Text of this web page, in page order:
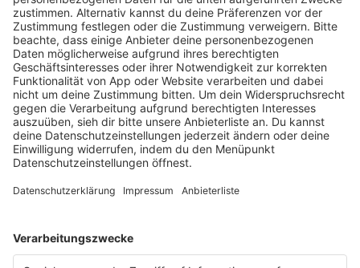
HOME
RADIOS
barba radio
Lagerfeuer
Füße hoch
Schmusekatze
Song Contest
Mädelsabend
Ich hasse Sport
Sonntag Morgen